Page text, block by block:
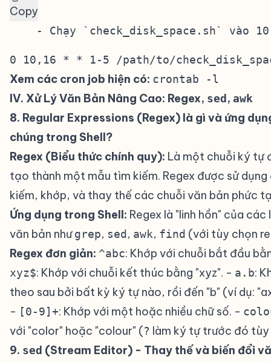
Copy
0 10,16 * * 1-5 /path/to/
Xem các cron job hiện có: crontab -l
IV. Xử Lý Văn Bản Nâng Cao: Regex, sed , awk
8. Regular Expressions (Regex) là gì và ứng
chúng trong Shell?
Regex (Biểu thức chính quy): Là một chuỗi ký tự
tạo thành một mẫu tìm kiếm. Regex được sử
kiếm, khớp, và thay thế các chuỗi văn bản phức
Ứng dụng trong Shell: Regex là "linh hồn" của các
văn bản nhưgrep, sed , awk, find (với tùy chọn
Regex đơn giản: ^abc: Khớp với chuỗi bắt đầu
xyz$: Khớp với chuỗi kết thúc bằng "xyz". - a.b:
theo sau bởi bất kỳ ký tự nào, rồi đến "b" (ví dụ:
- [0-9]+: Khớp với một hoặc nhiều chữ số. -
với "color" hoặc "colour" (? làm ký tự trước đó
9. sed (Stream Editor) - Thay thế và biến đổi